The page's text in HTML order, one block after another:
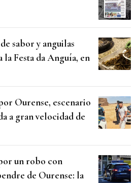
sabor y anguilas
la Festa da Anguía, en
Ourense, escenario
a gran velocidad de
un robo con
de Ourense: la